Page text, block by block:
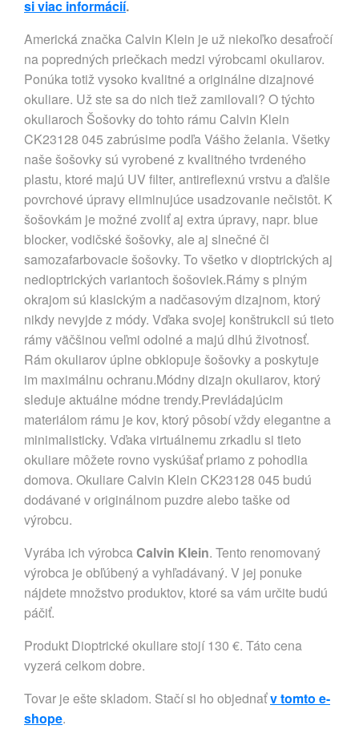
si viac informácií.
Americká značka Calvin Klein je už niekoľko desaťročí
na popredných priečkach medzi výrobcami okuliarov.
Ponúka totiž vysoko kvalitné a originálne dizajnové
okuliare. Už ste sa do nich tiež zamilovali? O týchto
okuliaroch Šošovky do tohto rámu Calvin Klein
CK23128 045 zabrúsime podľa Vášho želania. Všetky
naše šošovky sú vyrobené z kvalitného tvrdeného
plastu, ktoré majú UV filter, antireflexnú vrstvu a ďalšie
povrchové úpravy eliminujúce usadzovanie nečistôt. K
šošovkám je možné zvoliť aj extra úpravy, napr. blue
blocker, vodičské šošovky, ale aj slnečné či
samozafarbovacie šošovky. To všetko v dioptrických aj
nedioptrických variantoch šošoviek.Rámy s plným
okrajom sú klasickým a nadčasovým dizajnom, ktorý
nikdy nevyjde z módy. Vďaka svojej konštrukcii sú tieto
rámy väčšinou veľmi odolné a majú dlhú životnosť.
Rám okuliarov úplne obklopuje šošovky a poskytuje
im maximálnu ochranu.Módny dizajn okuliarov, ktorý
sleduje aktuálne módne trendy.Prevládajúcim
materiálom rámu je kov, ktorý pôsobí vždy elegantne a
minimalisticky. Vďaka virtuálnemu zrkadlu si tieto
okuliare môžete rovno vyskúšať priamo z pohodlia
domova. Okuliare Calvin Klein CK23128 045 budú
dodávané v originálnom puzdre alebo taške od
výrobcu.
Vyrába ich výrobcaCalvin Klein. Tento renomovaný
výrobca je obľúbený a vyhľadávaný. V jej ponuke
nájdete množstvo produktov, ktoré sa vám určite budú
páčiť.
Produkt Dioptrické okuliare stojí 130 €. Táto cena
vyzerá celkom dobre.
Tovar je ešte skladom. Stačí si ho objednaťv tomto e-
shope.